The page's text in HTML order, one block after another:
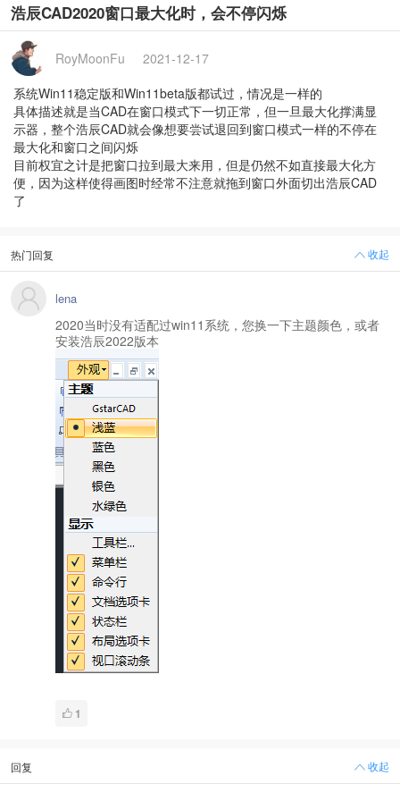
浩辰CAD2020窗口最大化时，会不停闪烁
RoyMoonFu
2021-12-17
系统Win11稳定版和Win11beta版都试过，情况是一样的
具体描述就是当CAD在窗口模式下一切正常，但一旦最大化撑满显
示器，整个浩辰CAD就会像想要尝试退回到窗口模式一样的不停在
最大化和窗口之间闪烁
目前权宜之计是把窗口拉到最大来用，但是仍然不如直接最大化方
便，因为这样使得画图时经常不注意就拖到窗口外面切出浩辰CAD
了
热门回复 收起
lena
2020当时没有适配过win11系统，您换一下主题颜色，或者
安装浩辰2022版本
1
回复 收起